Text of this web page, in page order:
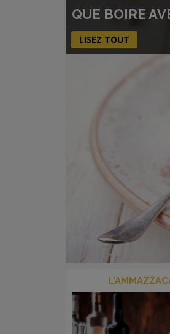
QUE BOIRE
LISEZ TOUT